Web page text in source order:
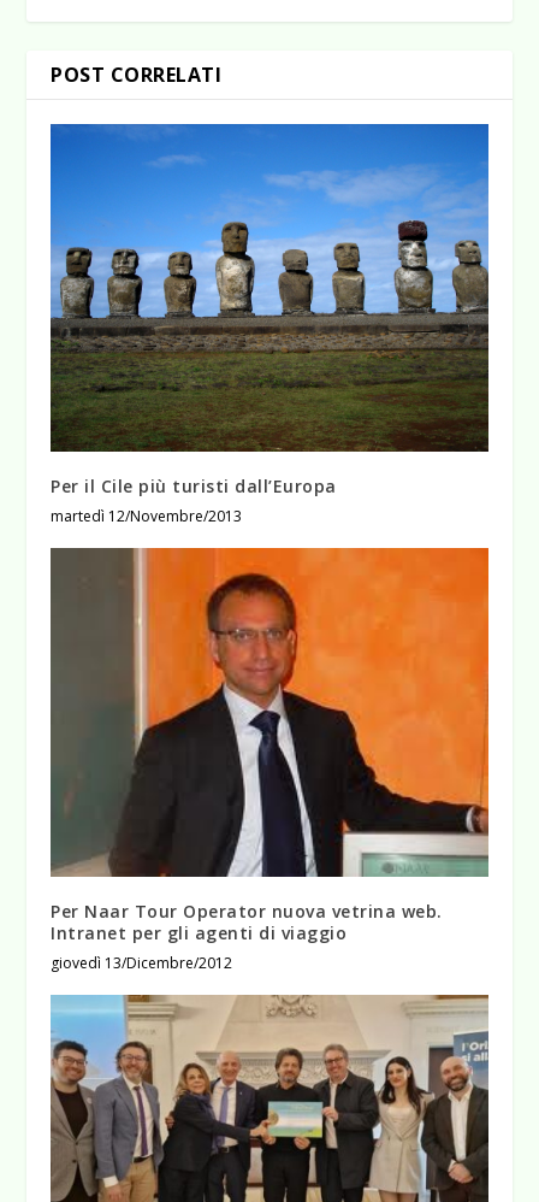
POST CORRELATI
Per il Cile più turisti dall’Europa
martedì 12/Novembre/2013
Per Naar Tour Operator nuova vetrina web.
Intranet per gli agenti di viaggio
giovedì 13/Dicembre/2012